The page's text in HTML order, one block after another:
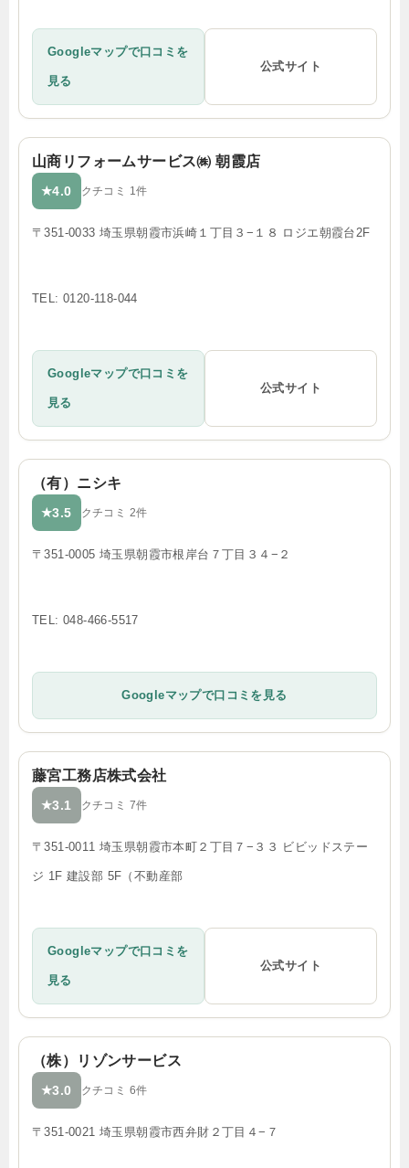
Googleマップで口コミを
見る
公式サイト
山商リフォームサービス㈱ 朝霞店
★4.0 クチコミ 1件
〒351-0033 埼玉県朝霞市浜崎１丁目３−１８ ロジエ朝霞台2F
TEL: 0120-118-044
Googleマップで口コミを
見る
公式サイト
（有）ニシキ
★3.5 クチコミ 2件
〒351-0005 埼玉県朝霞市根岸台７丁目３４−２
TEL: 048-466-5517
Googleマップで口コミを見る
藤宮工務店株式会社
★3.1 クチコミ 7件
〒351-0011 埼玉県朝霞市本町２丁目７−３３ ビビッドステー
ジ 1F 建設部 5F（不動産部
Googleマップで口コミを
見る
公式サイト
（株）リゾンサービス
★3.0 クチコミ 6件
〒351-0021 埼玉県朝霞市西弁財２丁目４−７